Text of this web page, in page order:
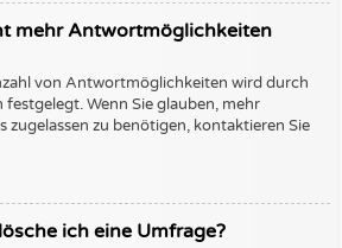
mehr Antwortmöglichkeiten
von Antwortmöglichkeiten wird durch
Wenn Sie glauben, mehr
zu benötigen, kontaktieren Sie
ich eine Umfrage?